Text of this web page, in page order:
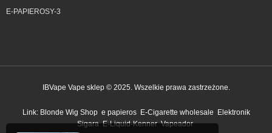
E-PAPIEROSY-3
IBVape Vape sklep © 2025. Wszelkie prawa zastrzeżone.
Link: Blonde Wig Shop e papieros E-Cigarette wholesale
Elektronik
Sigara E-Liquid-Kenner Vapeador
niedawno kupiony